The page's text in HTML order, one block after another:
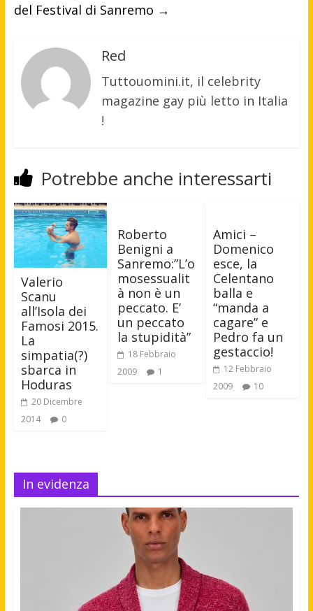
del Festival di Sanremo →
Red
Tuttouomini.it, il celebrity
magazine gay più letto in Italia
!
Potrebbe anche interessarti
Valerio
Scanu
all’Isola dei
Famosi 2015.
La
simpatia(?)
sbarca in
Hoduras
20 Dicembre
2014
0
Roberto
Benigni a
Sanremo:”L’o
mosessualit
à non è un
peccato. E’
un peccato
la stupidità”
18 Febbraio
2009
1
Amici –
Domenico
esce, la
Celentano
balla e
“manda a
cagare” e
Pedro fa un
gestaccio!
12 Febbraio
2009
10
In evidenza